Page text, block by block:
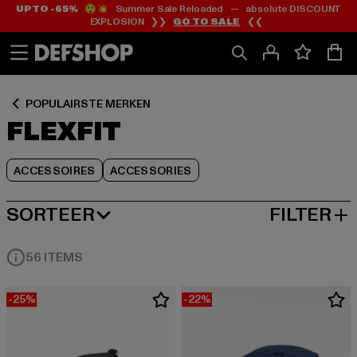
Ga
naar
Ga
naar
UP TO -65%😲💥 Summer Sale Reloaded — absolute DISCOUNT
EXPLOSION ❯❯ GO TO SALE ❮❮
POPULAIRSTE MERKEN
FLEXFIT
ACCESSOIRES ACCESSORIES
Ga
naar
Rooster
SORTEER
MEEST POPULAIRE FILTER
56 ITEMS
-25% -22%